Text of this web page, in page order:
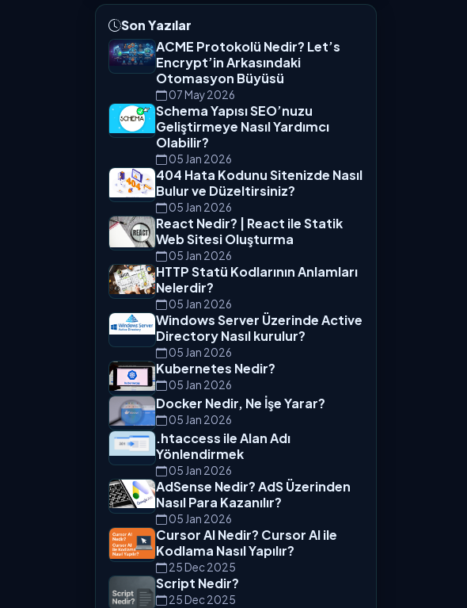
Son Yazılar
ACME Protokolü Nedir? Let’s
Encrypt’in Arkasındaki
Otomasyon Büyüsü
07 May 2026
Schema Yapısı SEO’nuzu
Geliştirmeye Nasıl Yardımcı
Olabilir?
05 Jan 2026
404 Hata Kodunu Sitenizde Nasıl
Bulur ve Düzeltirsiniz?
05 Jan 2026
React Nedir? | React ile Statik
Web Sitesi Oluşturma
05 Jan 2026
HTTP Statü Kodlarının Anlamları
Nelerdir?
05 Jan 2026
Windows Server Üzerinde Active
Directory Nasıl kurulur?
05 Jan 2026
Kubernetes Nedir?
05 Jan 2026
Docker Nedir, Ne İşe Yarar?
05 Jan 2026
.htaccess ile Alan Adı
Yönlendirmek
05 Jan 2026
AdSense Nedir? AdS Üzerinden
Nasıl Para Kazanılır?
05 Jan 2026
Cursor AI Nedir? Cursor AI ile
Kodlama Nasıl Yapılır?
25 Dec 2025
Script Nedir?
25 Dec 2025